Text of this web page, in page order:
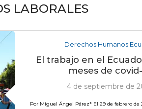
LABORALES
Derechos Humanos
El trabajo en el
meses de
4 de septiembre de
Por Miguel Ángel Pérez* El 29 de febrero de